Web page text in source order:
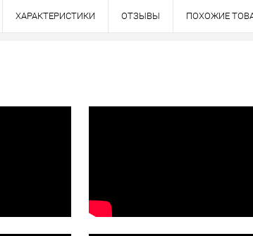
ХАРАКТЕРИСТИКИ ОТЗЫВЫ ПОХОЖИЕ